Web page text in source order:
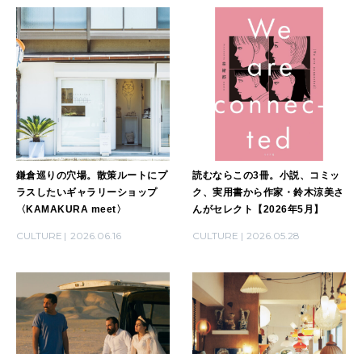
鎌倉巡りの穴場。散策ルートにプ
ラスしたいギャラリーショップ
〈KAMAKURA meet〉
CULTURE 2026.06.16
読むならこの3冊。小説、コミッ
ク、実用書から作家・鈴木涼美さ
んがセレクト【2026年5月】
CULTURE 2026.05.28